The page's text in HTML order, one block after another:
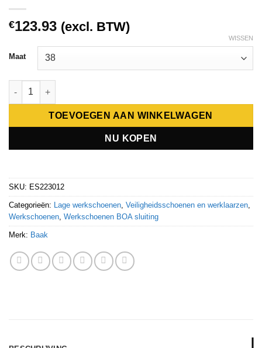
€123.93 (excl. BTW)
Maat
WISSEN
Baak Alex S3S S laag zwart BOA ESD aantal
TOEVOEGEN AAN WINKELWAGEN
NU KOPEN
SKU: ES223012
Categorieën: Lage werkschoenen Veiligheidsschoenen en werklaarzen
Werkschoenen Werkschoenen BOA sluiting
Merk: Baak